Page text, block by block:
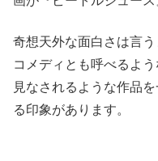
奇想天外な面白さは言
コメディとも呼べるよ
見なされるような作品
る印象があります。